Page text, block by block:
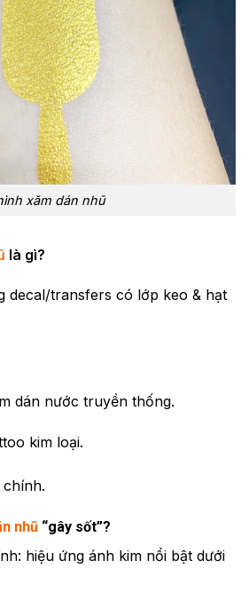
xăm dán nhũ
là gì?
decal/transfers có lớp keo & hạt
dán nước truyền thống.
kim loại.
chính.
nhũ “gây sốt”?
hiệu ứng ánh kim nổi bật dưới